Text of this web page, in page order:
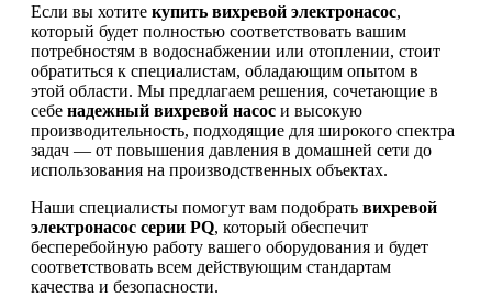
Если вы хотите купить вихревой электронасос,
который будет полностью соответствовать вашим
потребностям в водоснабжении или отоплении, стоит
обратиться к специалистам, обладающим опытом в
этой области. Мы предлагаем решения, сочетающие в
себе надежный вихревой насос и высокую
производительность, подходящие для широкого спектра
задач — от повышения давления в домашней сети до
использования на производственных объектах.
Наши специалисты помогут вам подобрать вихревой
электронасос серии PQ, который обеспечит
бесперебойную работу вашего оборудования и будет
соответствовать всем действующим стандартам
качества и безопасности.